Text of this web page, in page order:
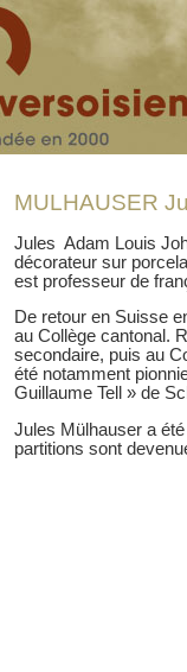
MULHAUSER
Jules Adam Louis
décorateur sur
est professeur de
De retour en Suisse
au Collège cantonal.
secondaire, puis au
été notamment
Guillaume Tell » de
Jules Mülhauser a
partitions sont